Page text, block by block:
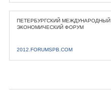
ПЕТЕРБУРГСКИЙ МЕЖДУНАРОДНЫЙ
ЭКОНОМИЧЕСКИЙ ФОРУМ
2012.FORUMSPB.COM